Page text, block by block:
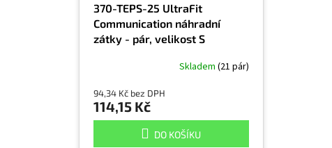
370-TEPS-25 UltraFit
Communication náhradní
zátky - pár, velikost S
Skladem (21 pár)
94,34 Kč bez DPH
114,15 Kč
DO KOŠÍKU